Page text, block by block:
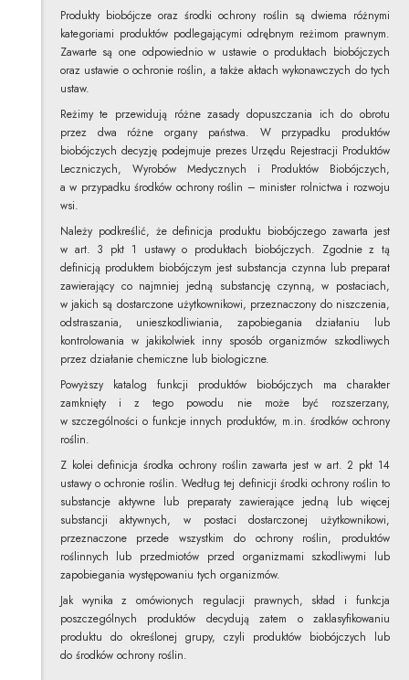
Produkty biobójcze oraz środki ochrony roślin są dwiema różnymi
kategoriami produktów podlegającymi odrębnym reżimom prawnym.
Zawarte są one odpowiednio w ustawie o produktach biobójczych
oraz ustawie o ochronie roślin, a także aktach wykonawczych do tych
ustaw.
Reżimy te przewidują różne zasady dopuszczania ich do obrotu
przez dwa różne organy państwa. W przypadku produktów
biobójczych decyzję podejmuje prezes Urzędu Rejestracji Produktów
Leczniczych, Wyrobów Medycznych i Produktów Biobójczych,
a w przypadku środków ochrony roślin – minister rolnictwa i rozwoju
wsi.
Należy podkreślić, że definicja produktu biobójczego zawarta jest
w art. 3 pkt 1 ustawy o produktach biobójczych. Zgodnie z tą
definicją produktem biobójczym jest substancja czynna lub preparat
zawierający co najmniej jedną substancję czynną, w postaciach,
w jakich są dostarczone użytkownikowi, przeznaczony do niszczenia,
odstraszania, unieszkodliwiania, zapobiegania działaniu lub
kontrolowania w jakikolwiek inny sposób organizmów szkodliwych
przez działanie chemiczne lub biologiczne.
Powyższy katalog funkcji produktów biobójczych ma charakter
zamknięty i z tego powodu nie może być rozszerzany,
w szczególności o funkcje innych produktów, m.in. środków ochrony
roślin.
Z kolei definicja środka ochrony roślin zawarta jest w art. 2 pkt 14
ustawy o ochronie roślin. Według tej definicji środki ochrony roślin to
substancje aktywne lub preparaty zawierające jedną lub więcej
substancji aktywnych, w postaci dostarczonej użytkownikowi,
przeznaczone przede wszystkim do ochrony roślin, produktów
roślinnych lub przedmiotów przed organizmami szkodliwymi lub
zapobiegania występowaniu tych organizmów.
Jak wynika z omówionych regulacji prawnych, skład i funkcja
poszczególnych produktów decydują zatem o zaklasyfikowaniu
produktu do określonej grupy, czyli produktów biobójczych lub
do środków ochrony roślin.